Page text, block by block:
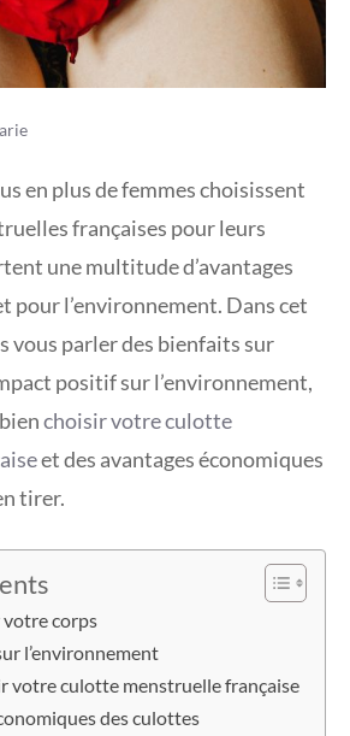
en plus de femmes choisissent
françaises pour leurs
une multitude d’avantages
pour l’environnement. Dans cet
vous parler des bienfaits sur
positif sur l’environnement,
choisir votre culotte
et des avantages économiques
tirer.
votre corps
l’environnement
votre culotte menstruelle française
des culottes